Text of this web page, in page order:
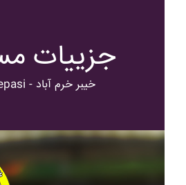
جزییات
Fajr Sepasi - خيبر خرم آباد